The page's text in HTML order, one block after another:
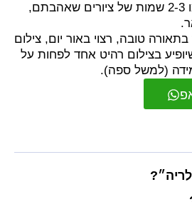
של הקיר שלכם ורשמו 2-3 שמות של ציורים שאהבתם,
טובה, רצוי באור יום, צילום
בצילום רהיט אחד לפחות על
(למשל ספה).